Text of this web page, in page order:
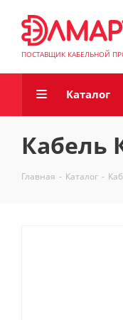
ПОСТАВЩИК КАБЕЛЬНОЙ
Каталог
Кабель
Главная - Каталог -